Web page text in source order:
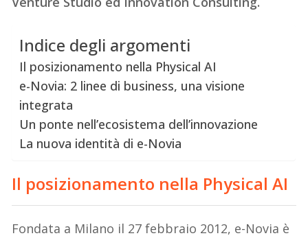
Indice degli argomenti
Il posizionamento nella Physical AI
e-Novia: 2 linee di business, una visione
integrata
Un ponte nell’ecosistema dell’innovazione
La nuova identità di e-Novia
Il posizionamento nella Physical AI
Fondata a Milano il 27 febbraio 2012, e-Novia è